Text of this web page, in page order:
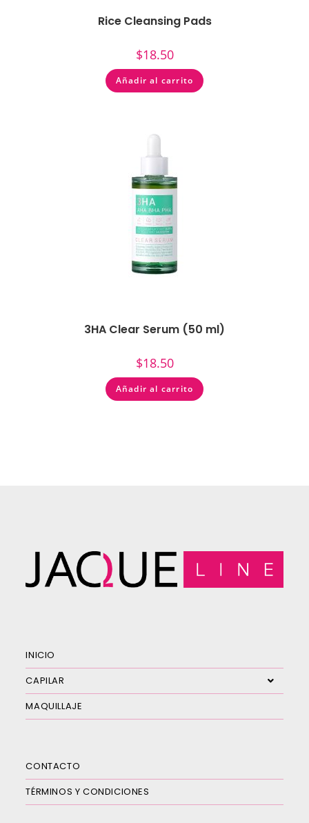
Rice Cleansing Pads
$18.50
Añadir al carrito
3HA Clear Serum (50 ml)
$18.50
Añadir al carrito
INICIO
CAPILAR
MAQUILLAJE
CONTACTO
TÉRMINOS Y CONDICIONES